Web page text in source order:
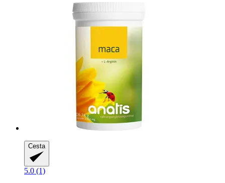
Cesta
5.0 (1)